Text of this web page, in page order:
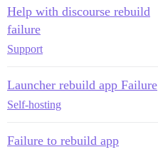
Help with discourse rebuild
failure
Support
Launcher rebuild app Failure
Self-hosting
Failure to rebuild app